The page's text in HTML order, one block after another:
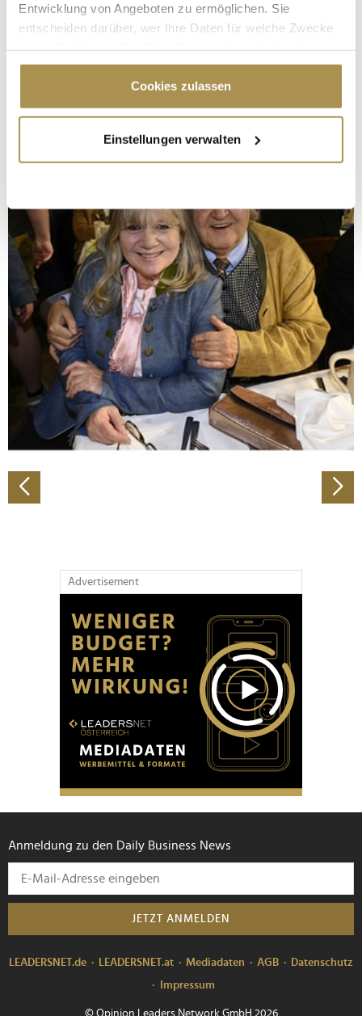
Entwicklung von Angeboten zu ermöglichen. Sie
entscheiden darüber, wer Ihre Daten für welche Zwecke
Cookie-Erklärung oder durch Klicken auf das Privacy
Trigger Symbol ändern oder widerrufen
Informationen über Ihre geografische Lage
erfassen, welche bis auf einige Meter genau sein
bestimmten Merkmalen (Fingerprinting) identifizieren
Erfahren Sie mehr darüber, wie Ihre persönlichen Daten
verarbeitet werden, und legen Sie Ihre Präferenzen im
Abschnitt Einzelheitenfest.
Wir verwenden Cookies, um Inhalte und Anzeigen zu
personalisieren, Funktionen für soziale Medien anbieten
zu können und die Zugriffe auf unsere Website zu
analysieren. Außerdem geben wir Informationen zu Ihrer
Verwendung unserer Website an unsere Partner für
soziale Medien, Werbung und Analysen weiter. Unsere
Partner führen diese Informationen möglicherweise mit
haben oder die sie im Rahmen Ihrer Nutzung der Dienste
gesammelt haben.
Cookies zulassen
Einstellungen verwalten
Advertisement
Anmeldung zu den Daily Business News
JETZT ANMELDEN
LEADERSNET.de LEADERSNET.at Mediadaten AGB
Datenschutz
Impressum